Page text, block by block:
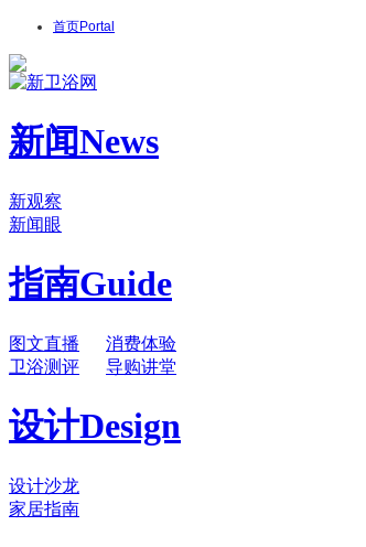
首页Portal
新闻News
新观察
新闻眼
指南Guide
图文直播
消费体验
卫浴测评
导购讲堂
设计Design
设计沙龙
家居指南